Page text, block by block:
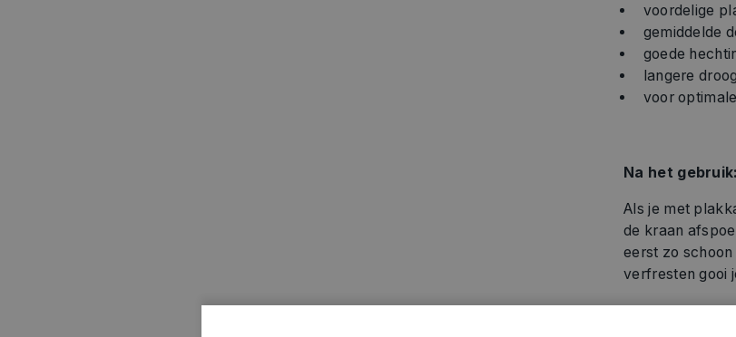
voordelige
gemiddelde
goede
langere
voor
Na het gebruik:
Als je met
de kraan
eerst zo
verfresten gooi